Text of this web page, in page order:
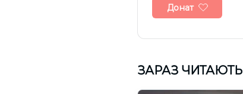
Донат
ЗАРАЗ ЧИТАЮТЬ